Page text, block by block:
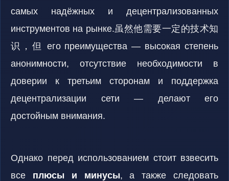
самых надёжных и децентрализованных
инструментов на рынке.虽然他需要一定的技术知
识，但 его преимущества — высокая степень
анонимности, отсутствие необходимости в
доверии к третьим сторонам и поддержка
децентрализации сети — делают его
достойным внимания.
Однако перед использованием стоит взвесить
все плюсы и минусы, а также следовать